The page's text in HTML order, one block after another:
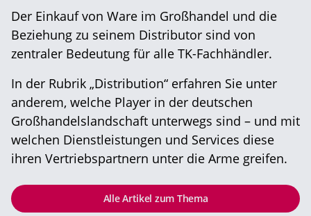
Der Einkauf von Ware im Großhandel und die
Beziehung zu seinem Distributor sind von
zentraler Bedeutung für alle TK-Fachhändler.
In der Rubrik „Distribution“ erfahren Sie unter
anderem, welche Player in der deutschen
Großhandelslandschaft unterwegs sind – und mit
welchen Dienstleistungen und Services diese
ihren Vertriebspartnern unter die Arme greifen.
Alle Artikel zum Thema